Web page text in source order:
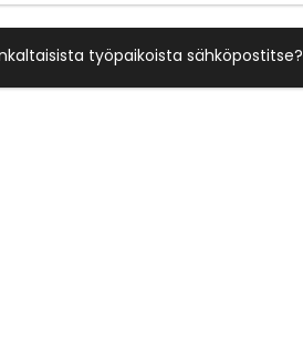
työpaikoista sähköpostitse?